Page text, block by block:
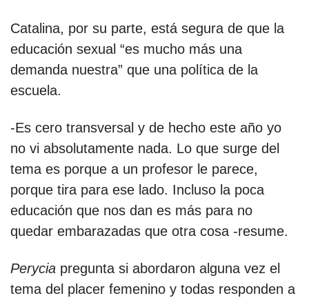
Catalina, por su parte, está segura de que la
educación sexual “es mucho más una
demanda nuestra” que una política de la
escuela.
-Es cero transversal y de hecho este año yo
no vi absolutamente nada. Lo que surge del
tema es porque a un profesor le parece,
porque tira para ese lado. Incluso la poca
educación que nos dan es más para no
quedar embarazadas que otra cosa -resume.
Perycia pregunta si abordaron alguna vez el
tema del placer femenino y todas responden a